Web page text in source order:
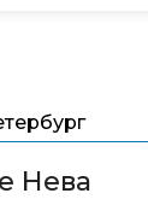
Нева